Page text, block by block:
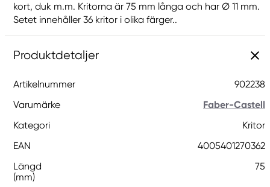
kort, duk m.m. Kritorna är 75 mm långa och har Ø 11 mm.
Setet innehåller 36 kritor i olika färger..
Produktdetaljer
Artikelnummer
902238
Varumärke
Faber-Castell
Kategori
Kritor
EAN
4005401270362
Längd
(mm)
75